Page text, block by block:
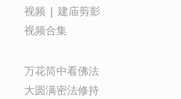
视频 | 建庙剪影
视频合集
万花筒中看佛法
大圆满密法修持